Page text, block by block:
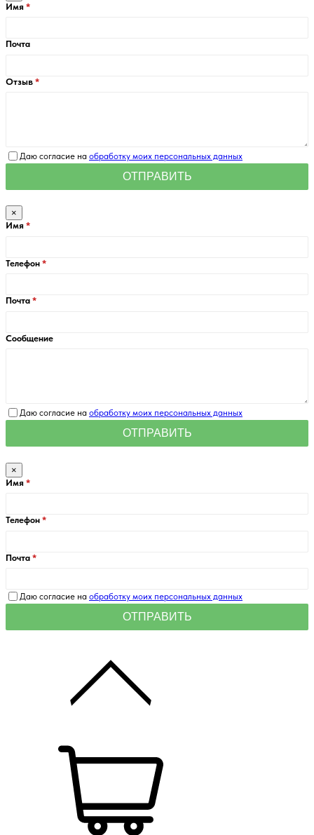
Имя
Почта
Отзыв
Даю согласие на обработку моих персональных данных
×
Имя
Телефон
Почта
Сообщение
Даю согласие на обработку моих персональных данных
×
Имя
Телефон
Почта
Даю согласие на обработку моих персональных данных